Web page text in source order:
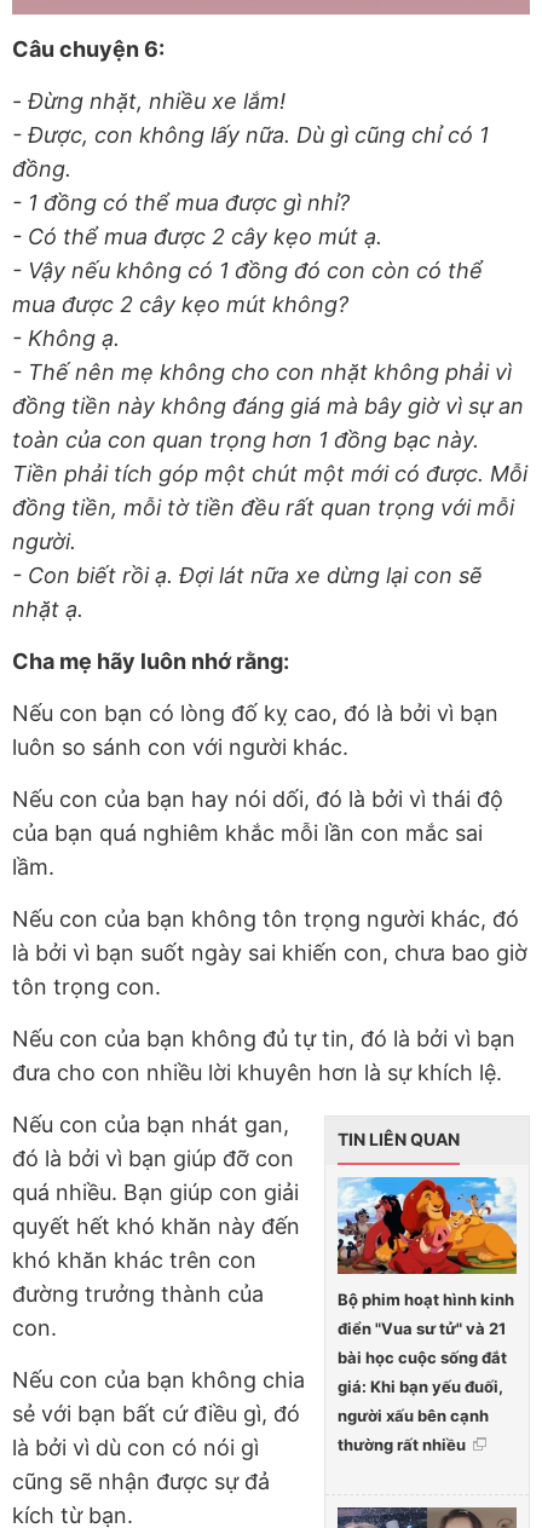
Câu chuyện 6:
- Đừng nhặt, nhiều xe lắm!
- Được, con không lấy nữa. Dù gì cũng chỉ có 1
đồng.
- 1 đồng có thể mua được gì nhỉ?
- Có thể mua được 2 cây kẹo mút ạ.
- Vậy nếu không có 1 đồng đó con còn có thể
mua được 2 cây kẹo mút không?
- Không ạ.
- Thế nên mẹ không cho con nhặt không phải vì
đồng tiền này không đáng giá mà bây giờ vì sự an
toàn của con quan trọng hơn 1 đồng bạc này.
Tiền phải tích góp một chút một mới có được. Mỗi
đồng tiền, mỗi tờ tiền đều rất quan trọng với mỗi
người.
- Con biết rồi ạ. Đợi lát nữa xe dừng lại con sẽ
nhặt ạ.
Cha mẹ hãy luôn nhớ rằng:
Nếu con bạn có lòng đố kỵ cao, đó là bởi vì bạn
luôn so sánh con với người khác.
Nếu con của bạn hay nói dối, đó là bởi vì thái độ
của bạn quá nghiêm khắc mỗi lần con mắc sai
lầm.
Nếu con của bạn không tôn trọng người khác, đó
là bởi vì bạn suốt ngày sai khiến con, chưa bao giờ
tôn trọng con.
Nếu con của bạn không đủ tự tin, đó là bởi vì bạn
đưa cho con nhiều lời khuyên hơn là sự khích lệ.
TIN LIÊN QUAN
Bộ phim hoạt hình kinh
điển "Vua sư tử" và 21
bài học cuộc sống đắt
giá: Khi bạn yếu đuối,
người xấu bên cạnh
thường rất nhiều
Nếu con của bạn nhát gan,
đó là bởi vì bạn giúp đỡ con
quá nhiều. Bạn giúp con giải
quyết hết khó khăn này đến
khó khăn khác trên con
đường trưởng thành của
con.
Nếu con của bạn không chia
sẻ với bạn bất cứ điều gì, đó
là bởi vì dù con có nói gì
cũng sẽ nhận được sự đả
kích từ bạn.